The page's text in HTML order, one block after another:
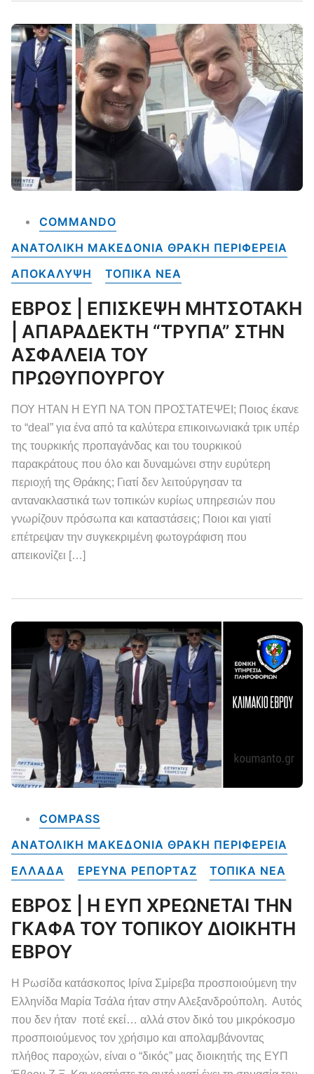
COMMANDO
ΑΝΑΤΟΛΙΚΗ ΜΑΚΕΔΟΝΙΑ ΘΡΑΚΗ ΠΕΡΙΦΕΡΕΙΑ
ΑΠΟΚΑΛΥΨΗ
ΤΟΠΙΚΑ NEA
ΕΒΡΟΣ | ΕΠΙΣΚΕΨΗ ΜΗΤΣΟΤΑΚΗ
| ΑΠΑΡΑΔΕΚΤΗ “ΤΡΥΠΑ” ΣΤΗΝ
ΑΣΦΑΛΕΙΑ ΤΟΥ
ΠΡΩΘΥΠΟΥΡΓΟΥ
ΠΟΥ ΗΤΑΝ Η ΕΥΠ ΝΑ ΤΟΝ ΠΡΟΣΤΑΤΕΨΕΙ; Ποιος έκανε
το “deal” για ένα από τα καλύτερα επικοινωνιακά τρικ υπέρ
της τουρκικής προπαγάνδας και του τουρκικού
παρακράτους που όλο και δυναμώνει στην ευρύτερη
περιοχή της Θράκης; Γιατί δεν λειτούργησαν τα
αντανακλαστικά των τοπικών κυρίως υπηρεσιών που
γνωρίζουν πρόσωπα και καταστάσεις; Ποιοι και γιατί
επέτρεψαν την συγκεκριμένη φωτογράφιση που
απεικονίζει […]
COMPASS
ΑΝΑΤΟΛΙΚΗ ΜΑΚΕΔΟΝΙΑ ΘΡΑΚΗ ΠΕΡΙΦΕΡΕΙΑ
ΕΛΛΑΔΑ
ΕΡΕΥΝΑ ΡΕΠΟΡΤΑΖ ΤΟΠΙΚΑ NEA
ΕΒΡΟΣ | Η ΕΥΠ ΧΡΕΩΝΕΤΑΙ ΤΗΝ
ΓΚΑΦΑ ΤΟΥ ΤΟΠΙΚΟΥ ΔΙΟΙΚΗΤΗ
ΕΒΡΟΥ
Η Ρωσίδα κατάσκοπος Ιρίνα Σμίρεβα προσποιούμενη την
Ελληνίδα Μαρία Τσάλα ήταν στην Αλεξανδρούπολη. Αυτός
που δεν ήταν ποτέ εκεί… αλλά στον δικό του μικρόκοσμο
προσποιούμενος τον χρήσιμο και απολαμβάνοντας
πλήθος παροχών, είναι ο “δικός” μας διοικητής της ΕΥΠ